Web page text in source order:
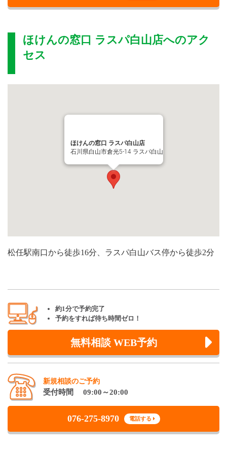
ほけんの窓口 ラスパ白山店へのアク
セス
ほけんの窓口 ラスパ白山店
石川県白山市倉光5-14 ラスパ白山
松任駅南口から徒歩16分、ラスパ白山バス停から徒歩2分
約1分で予約完了
予約をすれば待ち時間ゼロ！
無料相談 WEB予約
新規相談のご予約
受付時間 09:00～20:00
076-275-8970 電話する